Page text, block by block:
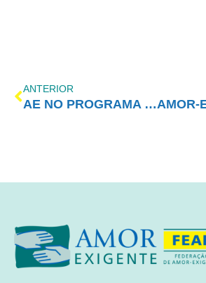
ANTERIOR
AE NO PROGRAMA VIDA MELHOR – REDEVIDA – 28/10/2019